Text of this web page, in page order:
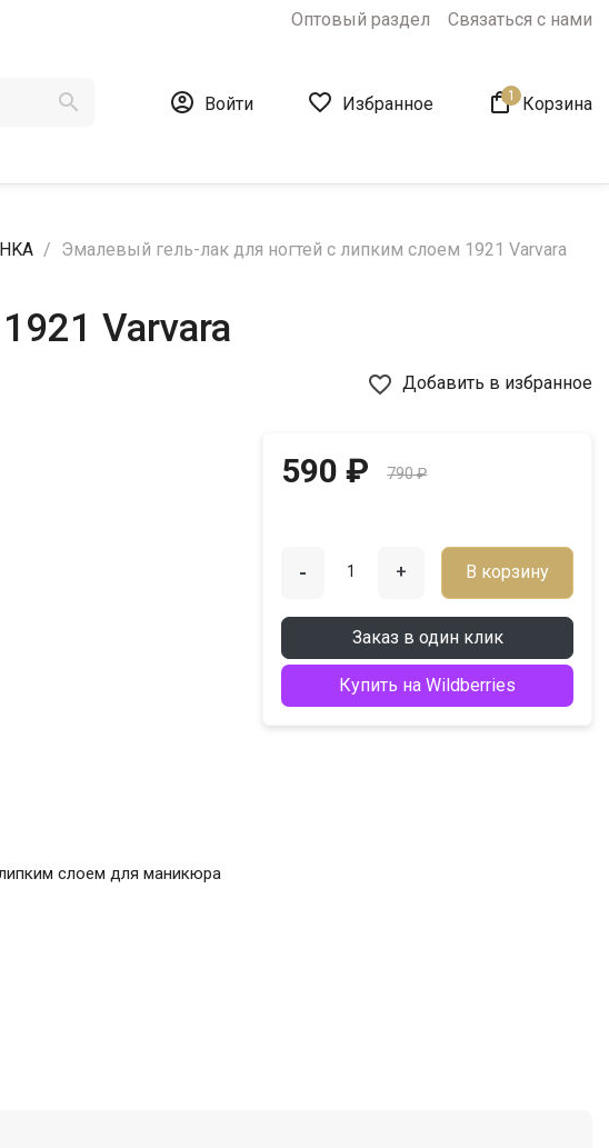
Оптовый раздел Связаться с нами
  Войти  Избранное  Корзина
1
Эмалевый гель-лак для ногтей с липким слоем 1921 Varvara
Varvara
favorite_border Добавить в избранное
слоем для маникюра
590 ₽ 790 ₽
- + В корзину
Заказ в один клик
Купить на Wildberries